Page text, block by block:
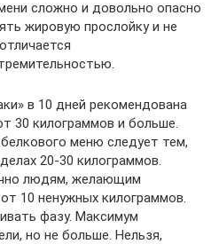
сложно и довольно опасно
жировую прослойку и не
в 10 дней рекомендована
30 килограммов и больше.
меню следует тем,
20-30 килограммов.
людям, желающим
10 ненужных килограммов.
фазу. Максимум
но не больше. Нельзя,